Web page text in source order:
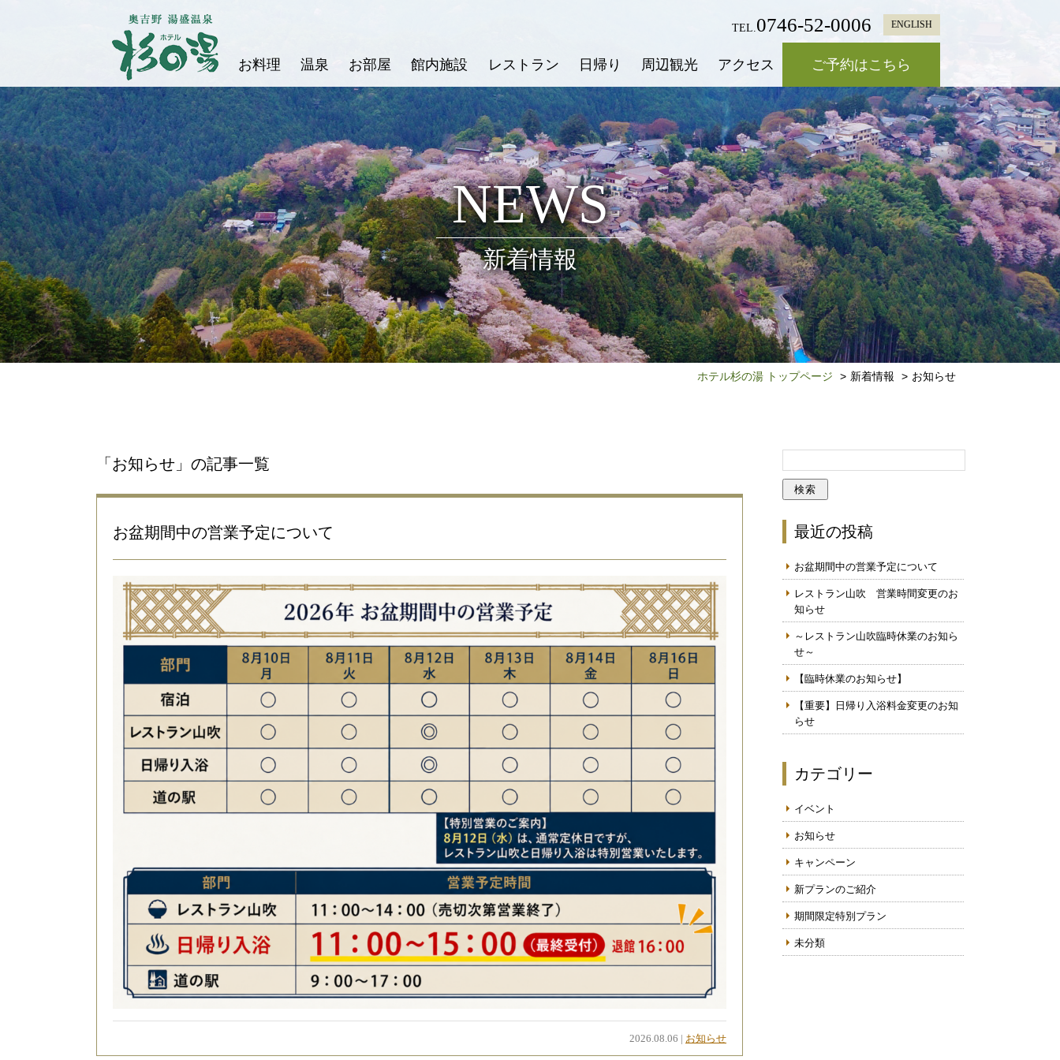
TEL.0746-52-0006 ENGLISH
お料理 温泉 お部屋 館内施設 レストラン 日帰り 周辺観光 アクセス ご予約はこちら
NEWS
新着情報
ホテル杉の湯 トップページ 新着情報 お知らせ
「お知らせ」の記事一覧
お盆期間中の営業予定について
2026.08.06 | お知らせ
最近の投稿
お盆期間中の営業予定について
レストラン山吹 営業時間変更のお
知らせ
～レストラン山吹臨時休業のお知ら
せ～
【臨時休業のお知らせ】
【重要】日帰り入浴料金変更のお知
らせ
カテゴリー
イベント
お知らせ
キャンペーン
新プランのご紹介
期間限定特別プラン
未分類